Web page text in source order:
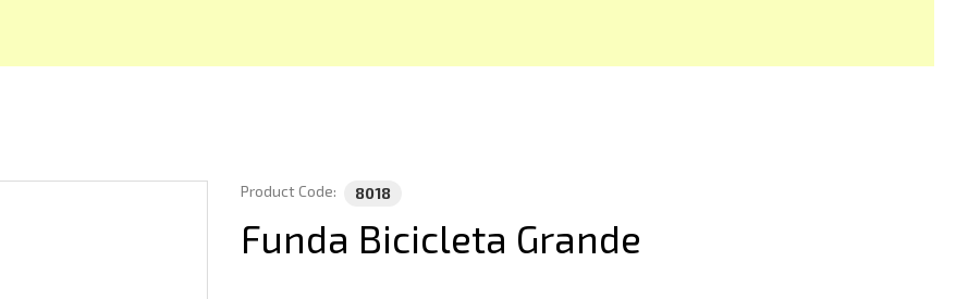
Product Code: 8018
Funda Bicicleta Grande